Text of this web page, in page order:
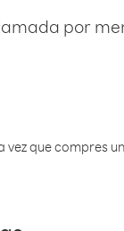
por
que compres